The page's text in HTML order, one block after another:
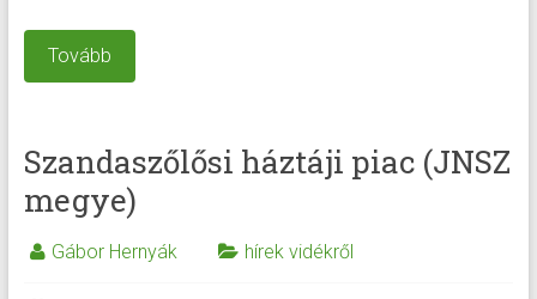
Tovább
Szandaszőlősi háztáji piac (JNSZ
megye)
Gábor Hernyák hírek vidékről